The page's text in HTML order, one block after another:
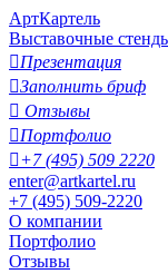
АртКартель
Выставочные
Презентация
Заполнить бриф
 Отзывы
Портфолио
+7 (495) 509 2220
enter@artkartel.ru
+7 (495) 509-2220
О компании
Портфолио
Отзывы